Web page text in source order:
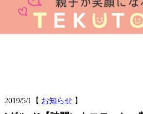
2019/5/1 【 お知らせ】